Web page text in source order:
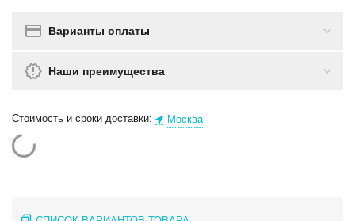
Варианты оплаты
Наши преимущества
Стоимость и сроки доставки: Москва